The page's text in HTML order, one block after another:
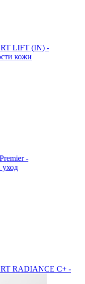
LIFT (IN) -
кожи
-
уход
RADIANCE С+ -